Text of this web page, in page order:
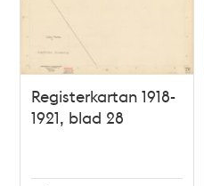
Registerkartan 1918-
1921, blad 28